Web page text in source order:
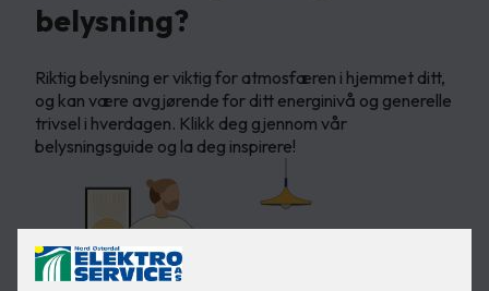
belysning?
Riktig belysning er viktig for atmosfæren i hjemmet ditt,
og kan være avgjørende for ditt energinivå og generelle
trivsel i hverdagen. Klikk deg gjennom vår
belysningsguide og la deg inspirere!